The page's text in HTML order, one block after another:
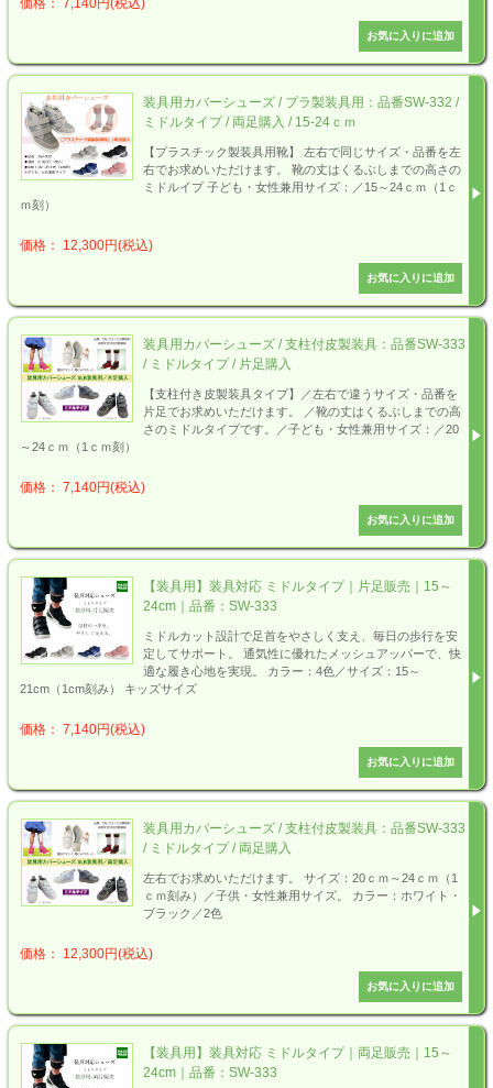
価格： 7,140円(税込)
装具用カバーシューズ / プラ製装具用：品番SW-332 /
ミドルタイプ / 両足購入 / 15-24ｃｍ
【プラスチック製装具用靴】 左右で同じサイズ・品番を左
右でお求めいただけます。 靴の丈はくるぶしまでの高さの
ミドルイプ 子ども・女性兼用サイズ：／15～24ｃｍ（1ｃ
ｍ刻）
価格： 12,300円(税込)
装具用カバーシューズ / 支柱付皮製装具：品番SW-333
/ ミドルタイプ / 片足購入
【支柱付き皮製装具タイプ】／左右で違うサイズ・品番を
片足でお求めいただけます。 ／靴の丈はくるぶしまでの高
さのミドルタイプです。／子ども・女性兼用サイズ：／20
～24ｃｍ（1ｃｍ刻）
価格： 7,140円(税込)
【装具用】装具対応 ミドルタイプ｜片足販売｜15～
24cm｜品番：SW-333
ミドルカット設計で足首をやさしく支え、毎日の歩行を安
定してサポート。 通気性に優れたメッシュアッパーで、快
適な履き心地を実現。 カラー：4色／サイズ：15～
21cm（1cm刻み） キッズサイズ
価格： 7,140円(税込)
装具用カバーシューズ / 支柱付皮製装具：品番SW-333
/ ミドルタイプ / 両足購入
左右でお求めいただけます。 サイズ：20ｃｍ～24ｃｍ（1
ｃｍ刻み）／子供・女性兼用サイズ。 カラー：ホワイト・
ブラック／2色
価格： 12,300円(税込)
【装具用】装具対応 ミドルタイプ｜両足販売｜15～
24cm｜品番：SW-333